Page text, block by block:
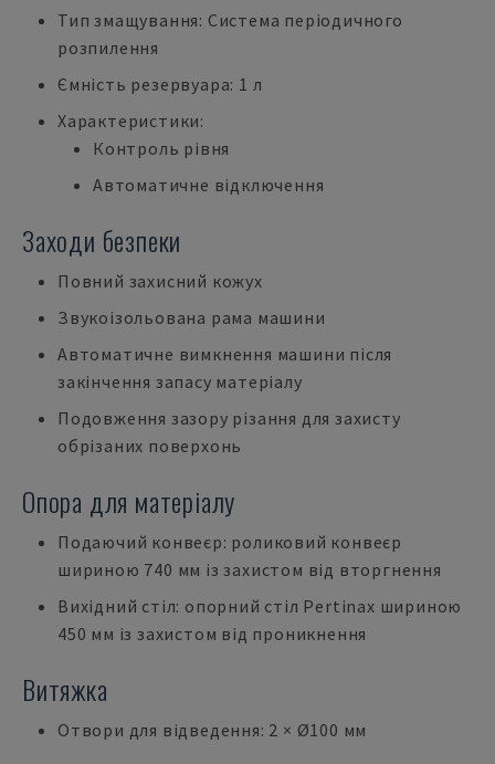
Тип змащування: Система періодичного
розпилення
Ємність резервуара: 1 л
Характеристики:
Контроль рівня
Автоматичне відключення
Заходи безпеки
Повний захисний кожух
Звукоізольована рама машини
Автоматичне вимкнення машини після
закінчення запасу матеріалу
Подовження зазору різання для захисту
обрізаних поверхонь
Опора для матеріалу
Подаючий конвеєр: роликовий конвеєр
шириною 740 мм із захистом від вторгнення
Вихідний стіл: опорний стіл Pertinax шириною
450 мм із захистом від проникнення
Витяжка
Отвори для відведення: 2 × Ø100 мм